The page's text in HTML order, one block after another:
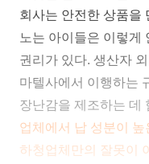
회사는 안전한 상품을
노는 아이들은 이렇게
권리가 있다. 생산자
마텔사에서 이행하는
장난감을 제조하는 데
업체에서 납 성분이
하청업체만의 잘못이